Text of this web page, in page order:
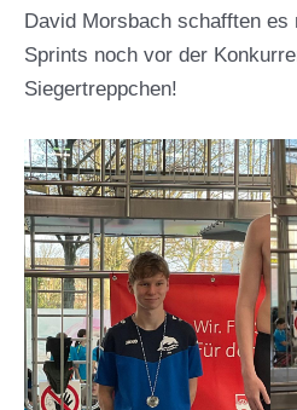
David Morsbach schafften es
Sprints noch vor der
Siegertreppchen!